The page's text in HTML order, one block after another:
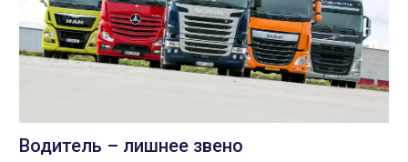
Водитель – лишнее звено